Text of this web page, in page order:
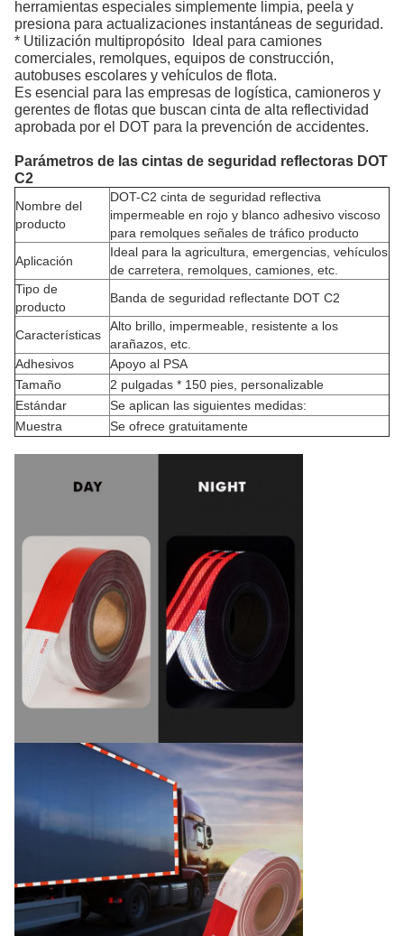
herramientas especiales simplemente limpia, peela y
presiona para actualizaciones instantáneas de seguridad.
* Utilización multipropósito ️ Ideal para camiones
comerciales, remolques, equipos de construcción,
autobuses escolares y vehículos de flota.
Es esencial para las empresas de logística, camioneros y
gerentes de flotas que buscan cinta de alta reflectividad
aprobada por el DOT para la prevención de accidentes.
Parámetros de las cintas de seguridad reflectoras DOT
C2
Nombre del
producto
DOT-C2 cinta de seguridad reflectiva
impermeable en rojo y blanco adhesivo viscoso
para remolques señales de tráfico producto
Aplicación
Ideal para la agricultura, emergencias, vehículos
de carretera, remolques, camiones, etc.
Tipo de
producto
Banda de seguridad reflectante DOT C2
Características
Alto brillo, impermeable, resistente a los
arañazos, etc.
Adhesivos
Apoyo al PSA
Tamaño
2 pulgadas * 150 pies, personalizable
Estándar
Se aplican las siguientes medidas:
Muestra
Se ofrece gratuitamente